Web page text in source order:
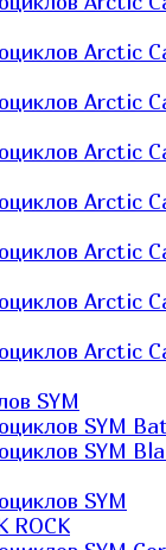
Arctic
Arctic
Arctic
Arctic
Arctic
Arctic
Arctic
SYM
SYM
SYM
SYM
ROCK